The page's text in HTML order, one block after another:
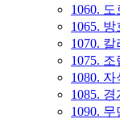
1060.
1065.
1070.
1075.
1080. 자
1085.
1090.